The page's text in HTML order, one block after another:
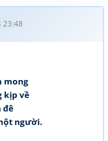
23:48
mong
kịp về
đê
người.